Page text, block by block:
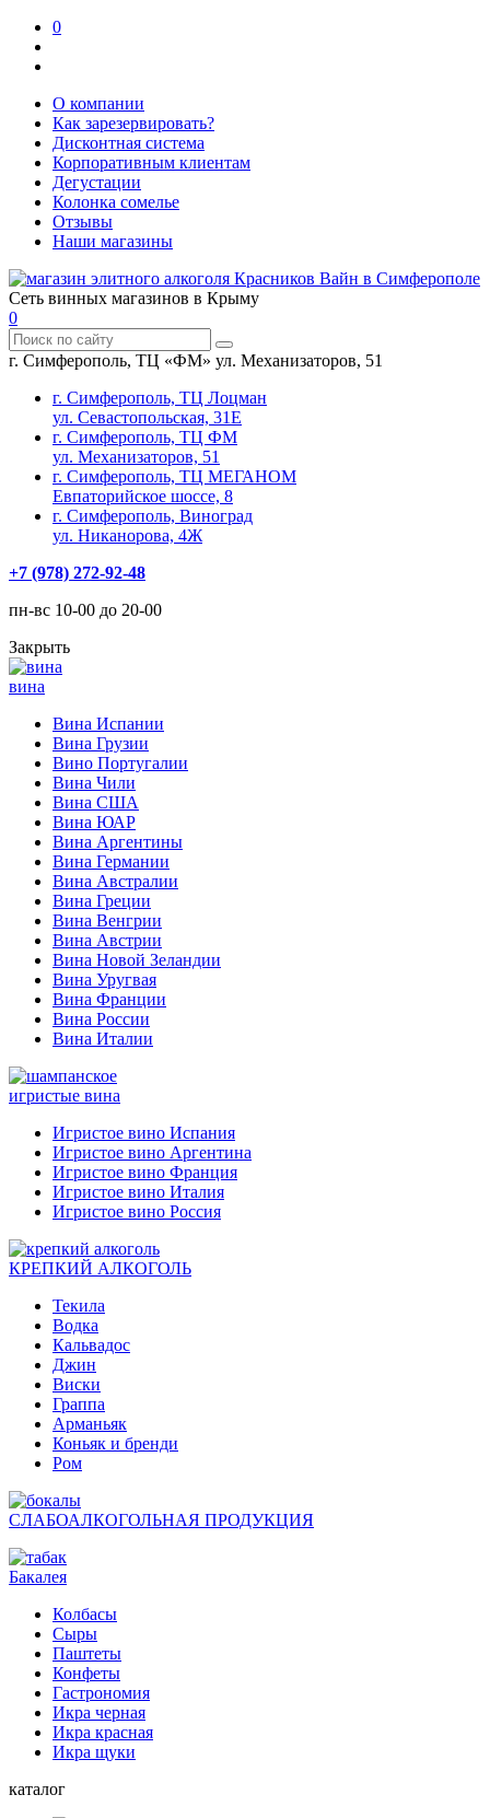
0
О компании
Как зарезервировать?
Дисконтная система
Корпоративным клиентам
Дегустации
Колонка сомелье
Отзывы
Наши магазины
Сеть винных магазинов в Крыму
0
г. Симферополь, ТЦ «ФМ» ул. Механизаторов, 51
г. Симферополь, ТЦ Лоцман
ул. Севастопольская, 31Е
г. Симферополь, ТЦ ФМ
ул. Механизаторов, 51
г. Симферополь, ТЦ МЕГАНОМ
Евпаторийское шоссе, 8
г. Симферополь, Виноград
ул. Никанорова, 4Ж
+7 (978) 272-92-48
пн-вс 10-00 до 20-00
Закрыть
вина
Вина Испании
Вина Грузии
Вино Португалии
Вина Чили
Вина США
Вина ЮАР
Вина Аргентины
Вина Германии
Вина Австралии
Вина Греции
Вина Венгрии
Вина Австрии
Вина Новой Зеландии
Вина Уругвая
Вина Франции
Вина России
Вина Италии
игристые вина
Игристое вино Испания
Игристое вино Аргентина
Игристое вино Франция
Игристое вино Италия
Игристое вино Россия
КРЕПКИЙ АЛКОГОЛЬ
Текила
Водка
Кальвадос
Джин
Виски
Граппа
Арманьяк
Коньяк и бренди
Ром
СЛАБОАЛКОГОЛЬНАЯ ПРОДУКЦИЯ
Бакалея
Колбасы
Сыры
Паштеты
Конфеты
Гастрономия
Икра черная
Икра красная
Икра щуки
каталог